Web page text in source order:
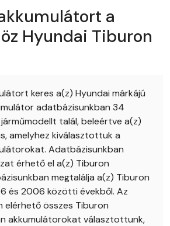
a
Hyundai Tiburon
keres a(z) Hyundai márkájú
adatbázisunkban 34
talál, beleértve a(z)
amelyhez kiválasztottuk a
Adatbázisunkban
érhető el a(z) Tiburon
megtalálja a(z) Tiburon
és 2006 közötti évekből. Az
elérhető összes Tiburon
akkumulátorokat választottunk,